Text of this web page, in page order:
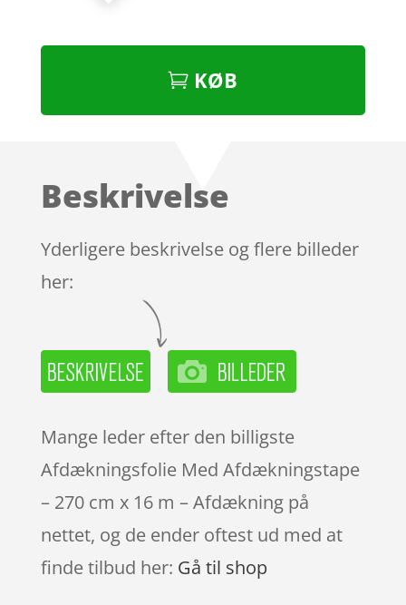
KØB
Beskrivelse
Yderligere beskrivelse og flere billeder
her:
Mange leder efter den billigste
Afdækningsfolie Med Afdækningstape
– 270 cm x 16 m – Afdækning på
nettet, og de ender oftest ud med at
finde tilbud her: Gå til shop